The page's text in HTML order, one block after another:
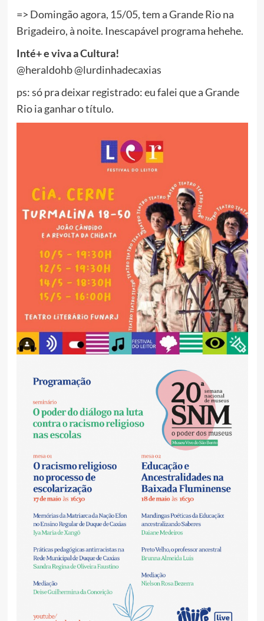
=> Domingão agora, 15/05, tem a Grande Rio na
Brigadeiro, à noite. Inescapável programa hehehe.
Inté+ e viva a Cultura!
@heraldohb @lurdinhadecaxias
ps: só pra deixar registrado: eu falei que a Grande
Rio ia ganhar o título.